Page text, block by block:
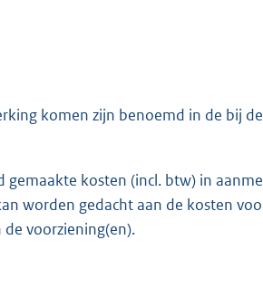
komen zijn benoemd in de bij
kosten (incl. btw) in
worden gedacht aan de kosten
voorziening(en).